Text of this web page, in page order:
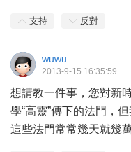
支持 反對
wuwu
2013-9-15 16:35:59
想請教一件事，您對新
學“高靈”傳下的法門，
這些法門常常幾天就幾